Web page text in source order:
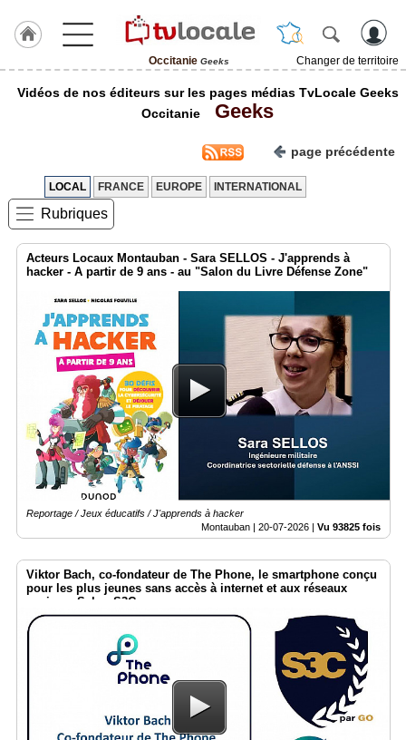
Occitanie Geeks
Changer de territoire
J'adhère
TvLocale
France
Accueil
Agenda
Médias
groupe
Prémium
annuaire
éditeur
Vidéos de nos éditeurs sur les pages médias TvLocale Geeks
Occitanie
Geeks
page précédente
LOCAL FRANCE EUROPE INTERNATIONAL
Rubriques
Acteurs Locaux Montauban - Sara SELLOS - J'apprends à
hacker - A partir de 9 ans - au "Salon du Livre Défense Zone"
Reportage / Jeux éducatifs / J'apprends à hacker
Montauban | 20-07-2026 Vu 93825 fois
Viktor Bach, co-fondateur de The Phone, le smartphone conçu
pour les plus jeunes sans accès à internet et aux réseaux
sociaux. Salon S3C